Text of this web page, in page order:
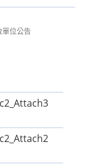
單位公告